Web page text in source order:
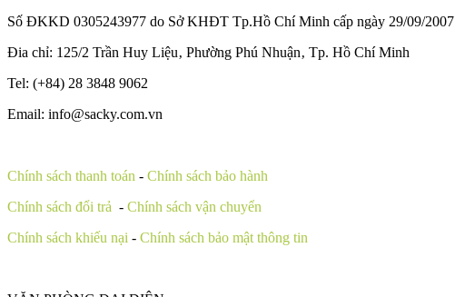
Số ĐKKD 0305243977 do Sở KHĐT Tp.Hồ Chí Minh cấp ngày 29/09/2007
Đia chỉ: 125/2 Trần Huy Liệu‚ Phường Phú Nhuận‚ Tp. Hồ Chí Minh
Tel: (+84) 28 3848 9062
Email: info@sacky.com.vn
Chính sách thanh toán - Chính sách bảo hành
Chính sách đổi trả - Chính sách vận chuyển
Chính sách khiếu nại - Chính sách bảo mật thông tin